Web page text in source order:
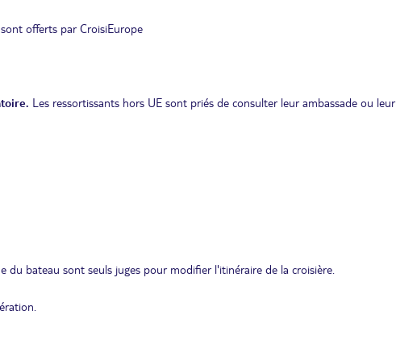
offerts par CroisiEurope
Les ressortissants hors UE sont priés de consulter leur ambassade ou leur
du bateau sont seuls juges pour modifier l'itinéraire de la croisière.